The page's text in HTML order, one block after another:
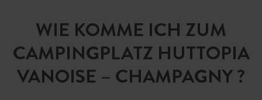
WIE KOMME ICH ZUM
CAMPINGPLATZ HUTTOPIA
VANOISE – CHAMPAGNY ?